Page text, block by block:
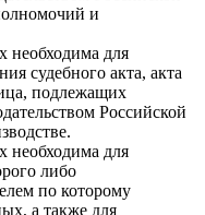
и
необходима для
судебного акта, акта
подлежащих
Российской
необходима для
либо
по которому
а также для